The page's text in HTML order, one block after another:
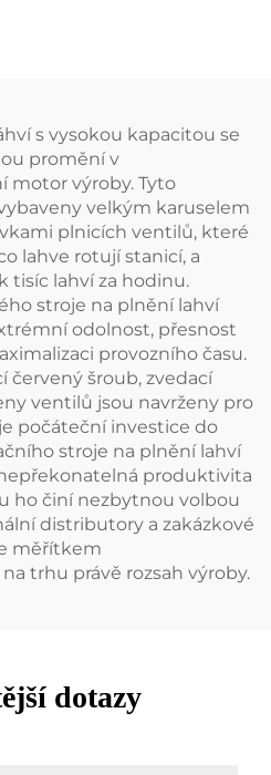
s vysokou kapacitou se
promění v
motor výroby. Tyto
velkým karuselem
plnicích ventilů, které
lahve rotují stanicí, a
tisíc lahví za hodinu.
stroje na plnění lahví
odolnost, přesnost
provozního času.
červený šroub, zvedací
ventilů jsou navrženy pro
počáteční investice do
stroje na plnění lahví
produktivita
ho činí nezbytnou volbou
distributory a zakázkové
měřítkem
trhu právě rozsah výroby.
dotazy